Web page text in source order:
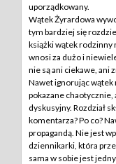
uporządkowany.
Wątek Żyrardowa
tym bardziej się
książki wątek rodzinny
wnosi za dużo i
nie są ani ciekawe, ani
Nawet ignorując wątek
pokazane
dyskusyjny. Rozdział
komentarza? Po co?
propagandą. Nie jest
dziennikarki, która
sama w sobie jest